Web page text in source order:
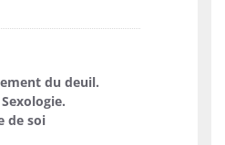
du deuil.
de soi